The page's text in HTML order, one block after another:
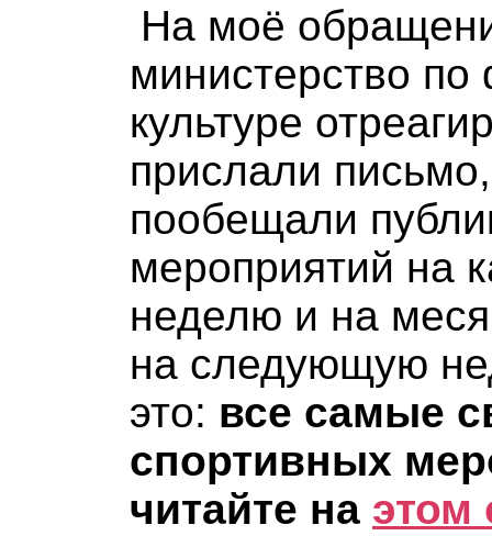
На моё
министерство по
культуре
прислали
пообещали
мероприятий на
неделю и на
на следующую
это: все самые
спортивных
читайте на этом